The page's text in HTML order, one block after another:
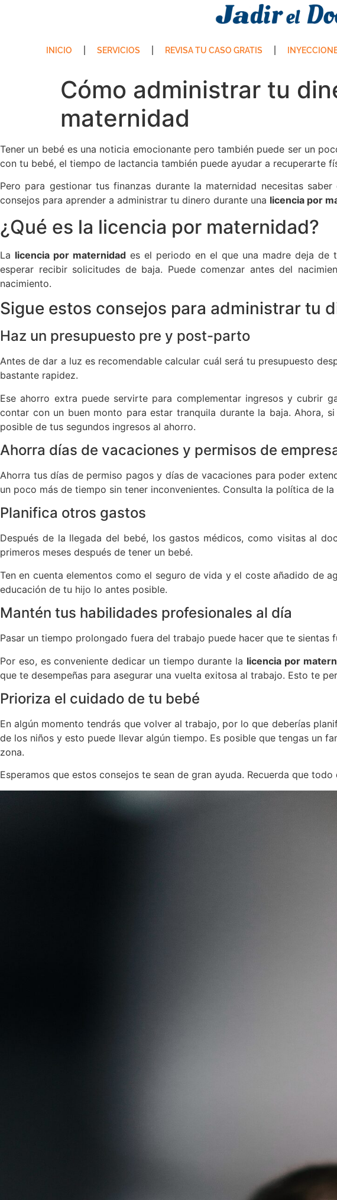
INICIO SERVICIOS REVISA TU CASO GRATIS
Cómo administrar tu
maternidad
Tener un bebé es una noticia emocionante pero también puede ser un
con tu bebé, el tiempo de lactancia también puede ayudar a recuperarte
Pero para gestionar tus finanzas durante la maternidad necesitas
consejos para aprender a administrar tu dinero durante una licencia por
¿Qué es la licencia por maternidad?
La licencia por maternidades el periodo en el que una madre deja de
esperar recibir solicitudes de baja. Puede comenzar antes del
nacimiento.
Sigue estos consejos para administrar tu
Haz un presupuesto pre y post-parto
Antes de dar a luz es recomendable calcular cuál será tu presupuesto
bastante rapidez.
Ese ahorro extra puede servirte para complementar ingresos y cubrir
contar con un buen monto para estar tranquila durante la baja. Ahora,
posible de tus segundos ingresos al ahorro.
Ahorra días de vacaciones y permisos de
Ahorra tus días de permiso pagos y días de vacaciones para poder
un poco más de tiempo sin tener inconvenientes. Consulta la política de
Planifica otros gastos
Después de la llegada del bebé, los gastos médicos, como visitas al
primeros meses después de tener un bebé.
Ten en cuenta elementos como el seguro de vida y el coste añadido de
educación de tu hijo lo antes posible.
Mantén tus habilidades profesionales al día
Pasar un tiempo prolongado fuera del trabajo puede hacer que te sientas
Por eso, es conveniente dedicar un tiempo durante la licencia por
que te desempeñas para asegurar una vuelta exitosa al trabajo. Esto te
Prioriza el cuidado de tu bebé
En algún momento tendrás que volver al trabajo, por lo que deberías
de los niños y esto puede llevar algún tiempo. Es posible que tengas un
zona.
Esperamos que estos consejos te sean de gran ayuda. Recuerda que